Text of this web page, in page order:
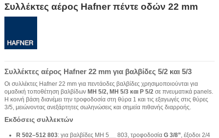
Συλλέκτες αέρος Hafner πέντε οδών 22 mm
Συλλέκτες αέρος Hafner 22 mm για βαλβίδες 5/2 και 5/3
Οι συλλέκτες Hafner 22 mm για πεντάοδες βαλβίδες χρησιμοποιούνται για
ομαδική τοποθέτηση βαλβίδων MH 5/2, MH 5/3 και P 5/2 σε πνευματικά panels.
Η κοινή βάση διανέμει την τροφοδοσία στη θύρα 1 και τις εξαγωγές στις θύρες
3/5, μειώνοντας ανεξάρτητες σωληνώσεις και σημεία πιθανής διαρροής.
Εκδόσεις συλλεκτών
R 502–512 803: για βαλβίδες MH 5__ 803, τροφοδοσία G 3/8”, έξοδοι 2/4